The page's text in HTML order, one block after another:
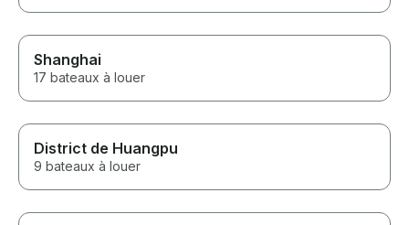
Shanghai
17 bateaux à louer
District de Huangpu
9 bateaux à louer